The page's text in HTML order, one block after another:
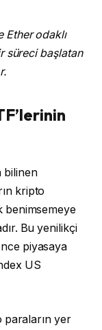
Ether odaklı
süreci başlatan
bilinen
kripto
benimsemeye
Bu yenilikçi
piyasaya
US
paraların yer